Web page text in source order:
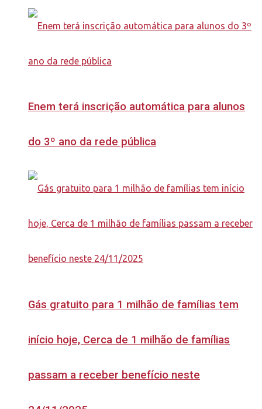
Enem terá inscrição automática para alunos
do 3º ano da rede pública
Gás gratuito para 1 milhão de famílias tem
início hoje, Cerca de 1 milhão de famílias
passam a receber benefício neste